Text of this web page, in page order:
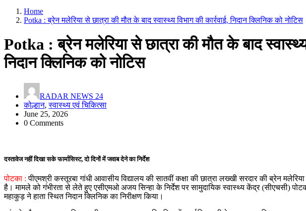
Home
Potka : ब्रेन मलेरिया से छात्रा की मौत के बाद स्वास्थ्य विभाग की कार्रवाई, निदान क्लिनिक को नोटिस
Potka : ब्रेन मलेरिया से छात्रा की मौत के बाद स्वास्थ्य
निदान क्लिनिक को नोटिस
RADAR NEWS 24
कोल्हान,स्वास्थ्य एवं चिकित्सा
June 25, 2026
0 Comments
दस्तावेज नहीं दिखा सके फार्मासिस्ट, दो दिनों में जवाब देने का निर्देश
पोटका : पीएमश्री कस्तूरबा गांधी आवासीय विद्यालय की सातवीं कक्षा की छात्रा लख्खी सरदार की ब्रेन
है। मामले को गंभीरता से लेते हुए एसीएमओ अजय सिन्हा के निर्देश पर सामुदायिक स्वास्थ्य केंद्र (सीएचसी)
महाकुड़ ने हाता स्थित निदान क्लिनिक का निरीक्षण किया।